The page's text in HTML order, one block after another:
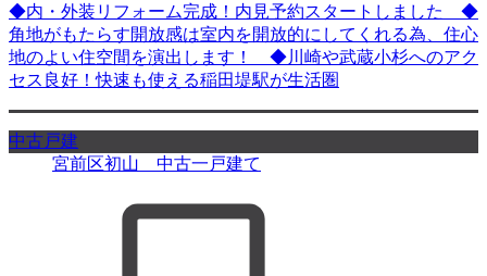
◆内・外装リフォーム完成！内見予約スタートしました ◆
角地がもたらす開放感は室内を開放的にしてくれる為、住心
地のよい住空間を演出します！ ◆川崎や武蔵小杉へのアク
セス良好！快速も使える稲田堤駅が生活圏
中古戸建
宮前区初山 中古一戸建て